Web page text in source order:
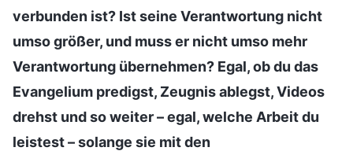
verbunden ist? Ist seine Verantwortung nicht
umso größer, und muss er nicht umso mehr
Verantwortung übernehmen? Egal, ob du das
Evangelium predigst, Zeugnis ablegst, Videos
drehst und so weiter – egal, welche Arbeit du
leistest – solange sie mit den